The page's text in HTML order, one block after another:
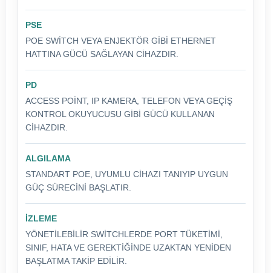
PSE
POE SWITCH VEYA ENJEKTÖR GIBI ETHERNET
HATTINA GÜCÜ SAĞLAYAN CIHAZDIR.
PD
ACCESS POINT, IP KAMERA, TELEFON VEYA GEÇIŞ
KONTROL OKUYUCUSU GIBI GÜCÜ KULLANAN
CIHAZDIR.
ALGILAMA
STANDART POE, UYUMLU CIHAZI TANIYIP UYGUN
GÜÇ SÜRECINI BAŞLATIR.
İZLEME
YÖNETILEBILIR SWITCHLERDE PORT TÜKETIMI,
SINIF, HATA VE GEREKTIĞINDE UZAKTAN YENIDEN
BAŞLATMA TAKIP EDILIR.